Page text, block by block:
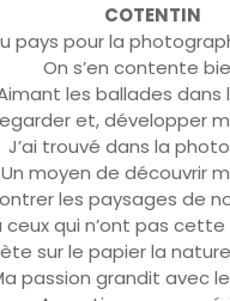
COTENTIN
pays pour la
On s’en contente
les ballades dans
et, développer
J’ai trouvé dans la
Un moyen de découvrir
les paysages de
ceux qui n’ont pas
sur le papier la
passion grandit avec